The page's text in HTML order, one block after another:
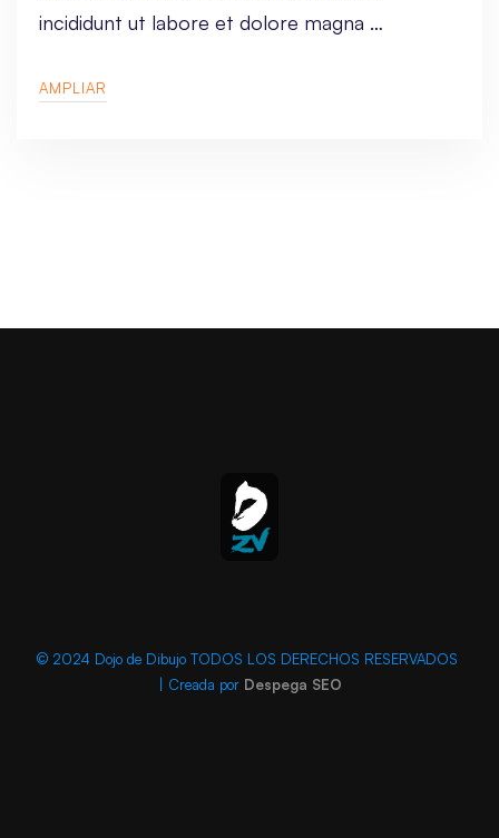
incididunt ut labore et dolore magna …
AMPLIAR
© 2024 Dojo de Dibujo TODOS LOS DERECHOS RESERVADOS
| Creada por Despega SEO